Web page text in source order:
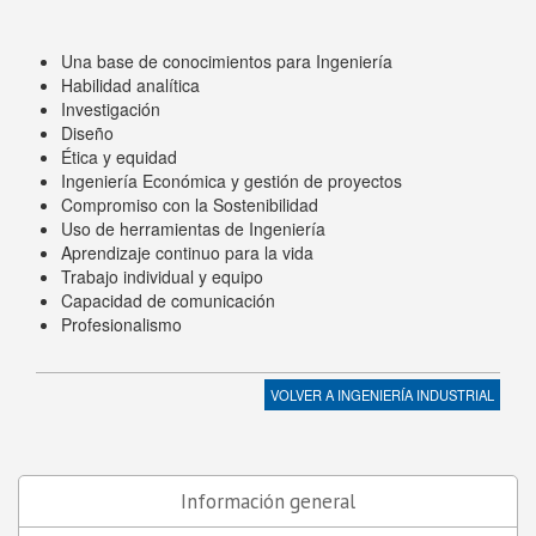
Una base de conocimientos para Ingeniería
Habilidad analítica
Investigación
Diseño
Ética y equidad
Ingeniería Económica y gestión de proyectos
Compromiso con la Sostenibilidad
Uso de herramientas de Ingeniería
Aprendizaje continuo para la vida
Trabajo individual y equipo
Capacidad de comunicación
Profesionalismo
VOLVER AINGENIERÍA INDUSTRIAL
Información general